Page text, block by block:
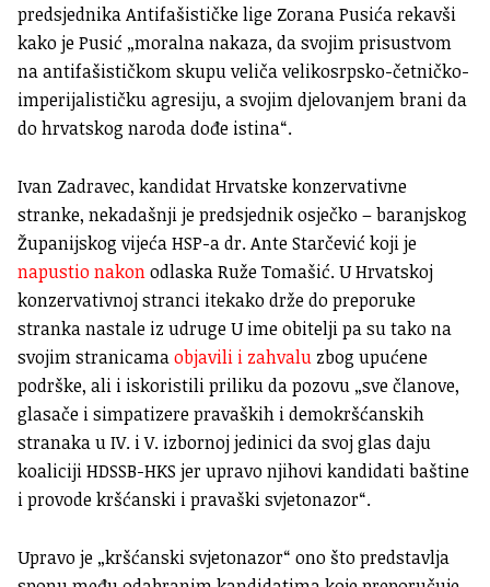
predsjednika Antifašističke lige Zorana Pusića rekavši
kako je Pusić „moralna nakaza, da svojim prisustvom
na antifašističkom skupu veliča velikosrpsko-četničko-
imperijalističku agresiju, a svojim djelovanjem brani da
do hrvatskog naroda dođe istina“.
Ivan Zadravec, kandidat Hrvatske konzervativne
stranke, nekadašnji je predsjednik osječko – baranjskog
Županijskog vijeća HSP-a dr. Ante Starčević koji je
napustio nakonodlaska Ruže Tomašić. U Hrvatskoj
konzervativnoj stranci itekako drže do preporuke
stranka nastale iz udruge U ime obitelji pa su tako na
svojim stranicamaobjavili i zahvalu zbog upućene
podrške, ali i iskoristili priliku da pozovu „sve članove,
glasače i simpatizere pravaških i demokršćanskih
stranaka u IV. i V. izbornoj jedinici da svoj glas daju
koaliciji HDSSB-HKS jer upravo njihovi kandidati baštine
i provode kršćanski i pravaški svjetonazor“.
Upravo je „kršćanski svjetonazor“ ono što predstavlja